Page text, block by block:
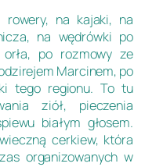
rowery, na kajaki, na
na wędrówki po
po rozmowy ze
Marcinem, po
tego regionu. To tu
ziół, pieczenia
białym głosem.
cerkiew, która
organizowanych w